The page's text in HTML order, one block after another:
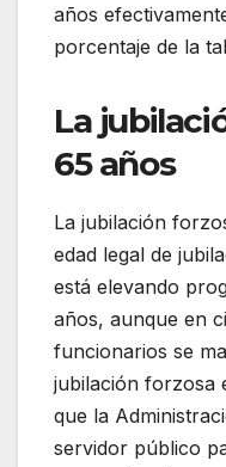
años
porcentaje de la
La
65 años
La jubilación
edad legal de
está elevando
años, aunque en
funcionarios se
jubilación forzosa
que la
servidor público